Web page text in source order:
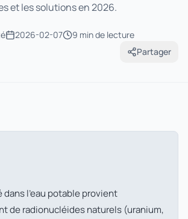
et les solutions en 2026.
2026-02-07 9 minde lecture
Partager
dans l'eau potable provient
de radionucléides naturels (uranium,